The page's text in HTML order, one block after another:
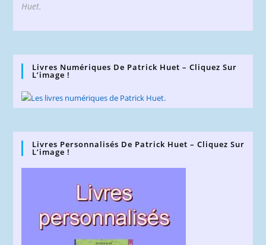
Huet.
Livres Numériques De Patrick Huet – Cliquez Sur
L’image !
Livres Personnalisés De Patrick Huet – Cliquez Sur
L’image !